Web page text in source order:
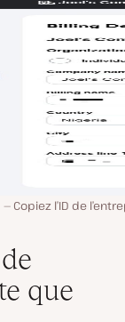
Copiez l’ID de
que